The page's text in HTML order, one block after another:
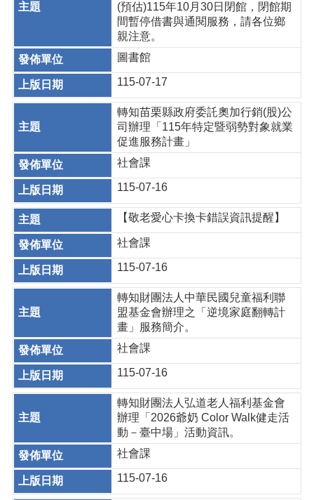
(預估)115年10月30日閉館，閉館期
間暫停借書與通閱服務，請各位鄉
親注意。
圖書館
115-07-17
轉知苗栗縣政府委託奧加行銷(股)公
司辦理「115年特定暨弱勢對象就業
促進服務計畫」
社會課
115-07-16
【敬老愛心卡換卡錯誤資訊提醒】
社會課
115-07-16
轉知財團法人中華民國兒童福利聯
盟基金會辦理之「逆境家庭翻轉計
畫」服務簡介。
社會課
115-07-16
轉知財團法人弘道老人福利基金會
辦理「2026爺奶 Color Walk健走活
動－臺中場」活動資訊。
社會課
115-07-16